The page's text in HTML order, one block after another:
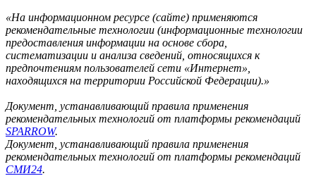
«На информационном ресурсе (сайте) применяются
рекомендательные технологии (информационные технологии
предоставления информации на основе сбора,
систематизации и анализа сведений, относящихся к
предпочтениям пользователей сети «Интернет»,
находящихся на территории Российской Федерации).»
Документ, устанавливающий правила применения
рекомендательных технологий от платформы рекомендаций
SPARROW.
Документ, устанавливающий правила применения
рекомендательных технологий от платформы рекомендаций
СМИ24.